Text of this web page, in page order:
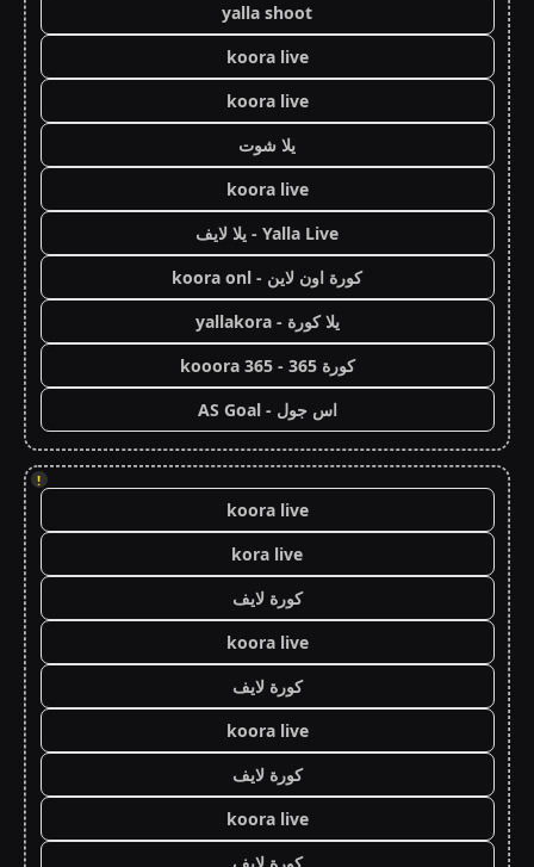
yalla shoot
koora live
koora live
يلا شوت
koora live
Yalla Live - يلا لايف
كورة اون لاين - koora onl
يلا كورة - yallakora
كورة 365 - kooora 365
اس جول - AS Goal
!
koora live
kora live
كورة لايف
koora live
كورة لايف
koora live
كورة لايف
koora live